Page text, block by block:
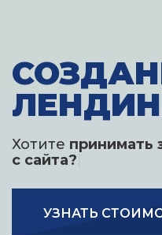
Хотите принимать
с сайт|
УЗНАТЬ